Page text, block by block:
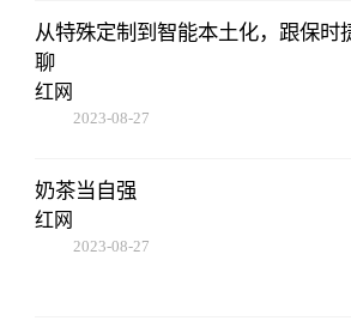
从特殊定制到智能本土化，跟保时
聊
红网
2023-08-27
奶茶当自强
红网
2023-08-27